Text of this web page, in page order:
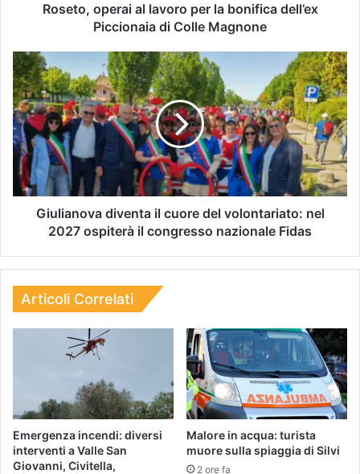
Roseto, operai al lavoro per la bonifica dell’ex
Piccionaia di Colle Magnone
Giulianova diventa il cuore del volontariato: nel
2027 ospiterà il congresso nazionale Fidas
Articoli Correlati
Emergenza incendi: diversi
interventi a Valle San
Giovanni, Civitella,
Malore in acqua: turista
muore sulla spiaggia di Silvi
2 ore fa